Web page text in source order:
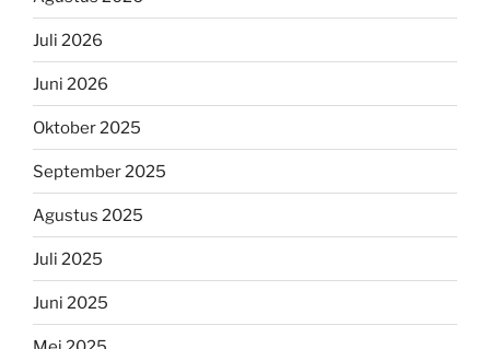
Juli 2026
Juni 2026
Oktober 2025
September 2025
Agustus 2025
Juli 2025
Juni 2025